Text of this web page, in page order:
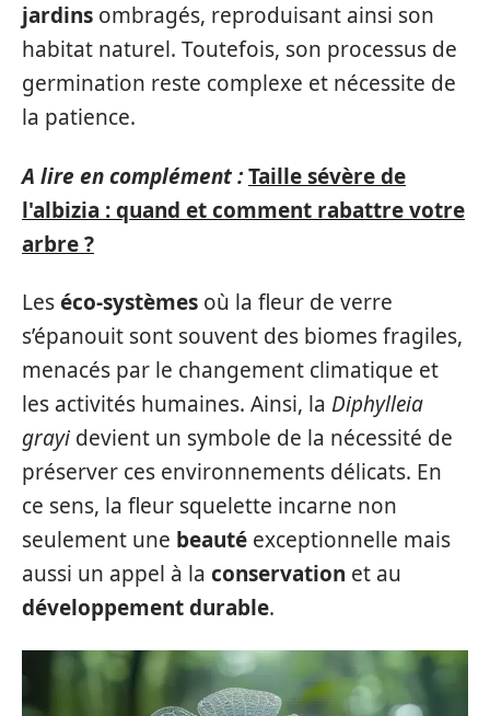
jardins ombragés, reproduisant ainsi son
habitat naturel. Toutefois, son processus de
germination reste complexe et nécessite de
la patience.
A lire en complément :Taille sévère de
l'albizia : quand et comment rabattre votre
arbre ?
Leséco-systèmes où la fleur de verre
s’épanouit sont souvent des biomes fragiles,
menacés par le changement climatique et
les activités humaines. Ainsi, la Diphylleia
grayi devient un symbole de la nécessité de
préserver ces environnements délicats. En
ce sens, la fleur squelette incarne non
seulement une beauté exceptionnelle mais
aussi un appel à la conservation et au
développement durable.